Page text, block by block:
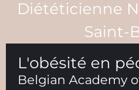
L'obésité en
Belgian Academy